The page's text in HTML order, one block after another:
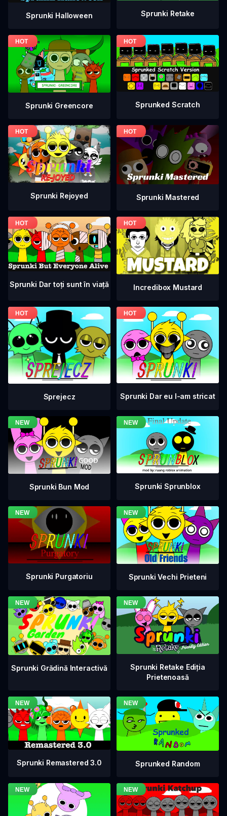
Sprunki Halloween Sprunki Retake
Sprunki Greencore Sprunked Scratch
Sprunki Rejoyed Sprunki Mastered
Sprunki Dar toți sunt în viață Incredibox Mustard
Sprejecz Sprunki Dar eu l-am stricat
Sprunki Bun Mod Sprunki Sprunblox
Sprunki Purgatoriu Sprunki Vechi Prieteni
Sprunki Grădină Interactivă
Sprunki Retake Ediția
Prietenoasă
Sprunki Remastered 3.0 Sprunked Random